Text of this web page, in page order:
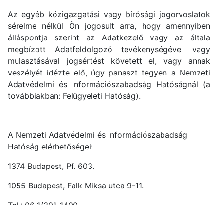
Az egyéb közigazgatási vagy bírósági jogorvoslatok
sérelme nélkül Ön jogosult arra, hogy amennyiben
álláspontja szerint az Adatkezelő vagy az általa
megbízott Adatfeldolgozó tevékenységével vagy
mulasztásával jogsértést követett el, vagy annak
veszélyét idézte elő, úgy panaszt tegyen a Nemzeti
Adatvédelmi és Információszabadság Hatóságnál (a
továbbiakban: Felügyeleti Hatóság).
A Nemzeti Adatvédelmi és Információszabadság
Hatóság elérhetőségei:
1374 Budapest, Pf. 603.
1055 Budapest, Falk Miksa utca 9-11.